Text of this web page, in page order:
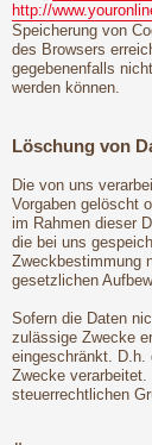
http://
Speicherung von
des Browsers
gegebenenfalls
werden können.
Löschung von
Die von uns
Vorgaben gelöscht
im Rahmen dieser
die bei uns
Zweckbestimmung
gesetzlichen
Sofern die Daten
zulässige Zwecke
eingeschränkt. D.h.
Zwecke
steuerrechtlichen